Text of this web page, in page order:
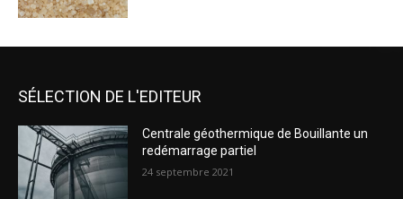
SÉLECTION DE L'EDITEUR
Centrale géothermique de Bouillante un
redémarrage partiel
24 septembre 2021